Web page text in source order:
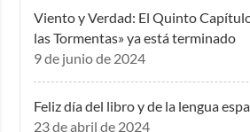
Viento y Verdad: El Quinto
las Tormentas» ya está terminado
9 de junio de 2024
Feliz día del libro y de la lengua
23 de abril de 2024